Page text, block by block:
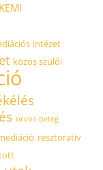
KEMI
Intézet
közös szülői
orvos-beteg
resztoratív